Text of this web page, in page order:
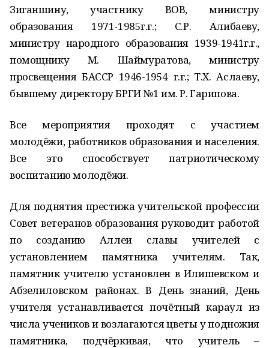
Зиганшину, участнику ВОВ, министру
образования 1971-1985г.г.; С.Р. Алибаеву,
министру народного образования 1939-1941г.г.,
помощнику М. Шаймуратова, министру
просвещения БАССР 1946-1954 г.г.; Т.Х. Аслаеву,
бывшему директору БРГИ №1 им. Р. Гарипова.
Все мероприятия проходят с участием
молодёжи, работников образования и населения.
Все это способствует патриотическому
воспитанию молодёжи.
Для поднятия престижа учительской профессии
Совет ветеранов образования руководит работой
по созданию Аллеи славы учителей с
установлением памятника учителям. Так,
памятник учителю установлен в Илишевском и
Абзелиловском районах. В День знаний, День
учителя устанавливается почётный караул из
числа учеников и возлагаются цветы у подножия
памятника, подчёркивая, что учитель –